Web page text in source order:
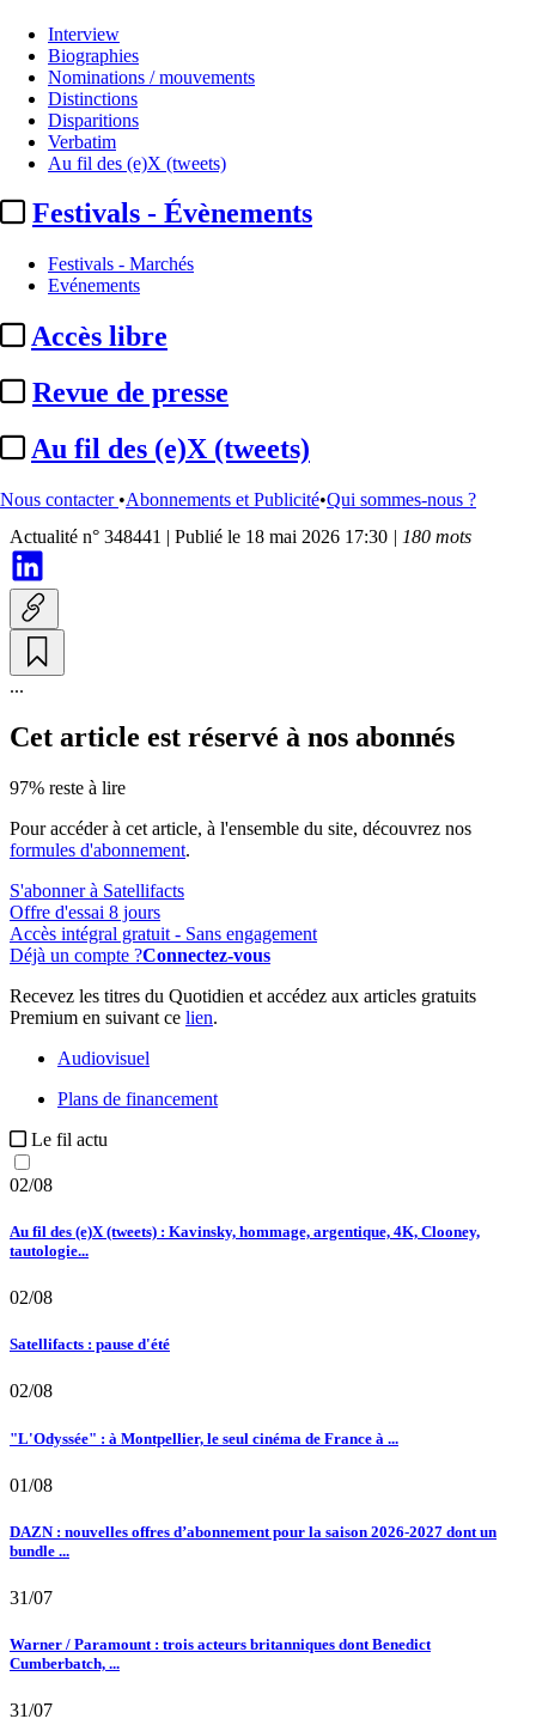
Interview
Biographies
Nominations / mouvements
Distinctions
Disparitions
Verbatim
Au fil des (e)X (tweets)
Festivals - Évènements
Festivals - Marchés
Evénements
Accès libre
Revue de presse
Au fil des (e)X (tweets)
Nous contacter •Abonnements et Publicité•Qui sommes-nous ?
Plans de financement
Plan de financement TV :
« Lana Longuebarbe »
Actualité n° 348441 | Publié le 18 mai 2026 17:30 | 180 mots
...
Cet article est réservé à nos abonnés
97% reste à lire
Pour accéder à cet article, à l'ensemble du site, découvrez nos
formules d'abonnement.
S'abonner à Satellifacts
Offre d'essai 8 jours
Accès intégral gratuit - Sans engagement
Déjà un compte ?Connectez-vous
Recevez les titres du Quotidien et accédez aux articles gratuits
Premium en suivant ce lien.
Audiovisuel
Plans de financement
Le fil actu
02/08
Au fil des (e)X (tweets) : Kavinsky, hommage, argentique, 4K, Clooney,
tautologie...
02/08
Satellifacts : pause d'été
02/08
"L'Odyssée" : à Montpellier, le seul cinéma de France à ...
01/08
DAZN : nouvelles offres d’abonnement pour la saison 2026-2027 dont un
bundle ...
31/07
Warner / Paramount : trois acteurs britanniques dont Benedict
Cumberbatch, ...
31/07